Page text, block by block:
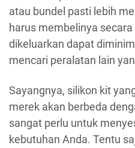
atau bundel pasti lebih
harus membelinya
dikeluarkan dapat
mencari peralatan lain
Sayangnya, silikon kit
merek akan berbeda
sangat perlu untuk
kebutuhan Anda. Tentu